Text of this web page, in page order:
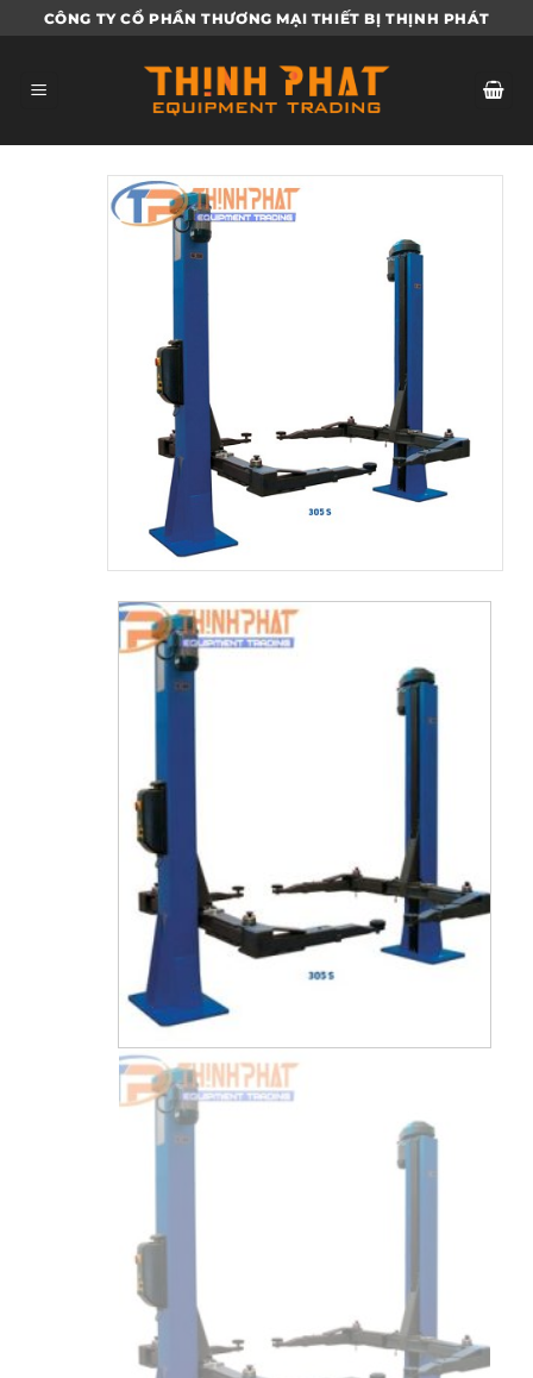
qua
dung
CÔNG TY CỔ PHẦN THƯƠNG MẠI THIẾT BỊ THỊNH PHÁT